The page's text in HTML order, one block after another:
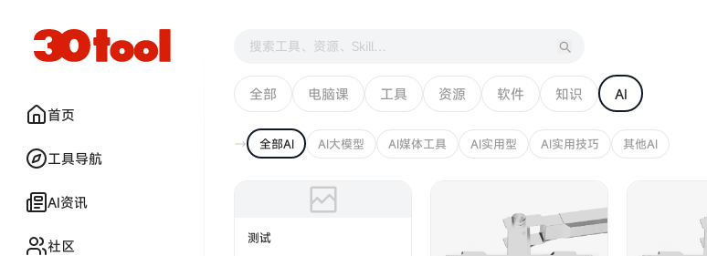
首页
工具导航
AI资讯
社区
搜索
全部 电脑课 工具 资源 软件 知识 AI
全部AI AI大模型 AI媒体工具 AI实用型 AI实用技巧 其他AI
测试